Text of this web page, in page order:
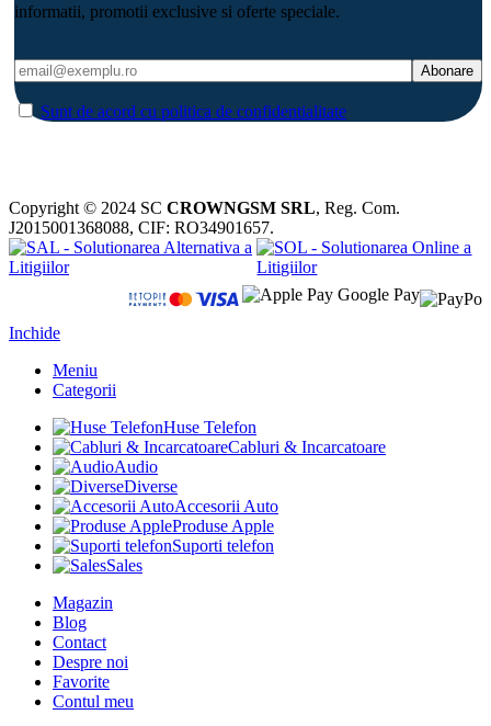
informatii, promotii exclusive si oferte speciale.
Sunt de acord cu politica de confidentialitate
Copyright © 2024 SC CROWNGSM SRL, Reg. Com.
J2015001368088, CIF: RO34901657.
Inchide
Meniu
Categorii
Huse Telefon
Cabluri & Incarcatoare
Audio
Diverse
Accesorii Auto
Produse Apple
Suporti telefon
Sales
Magazin
Blog
Contact
Despre noi
Favorite
Contul meu